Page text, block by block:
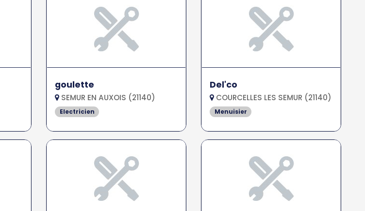
goulette
SEMUR EN AUXOIS (21140)
Electricien
Del'co
COURCELLES LES SEMUR (21140)
Menuisier